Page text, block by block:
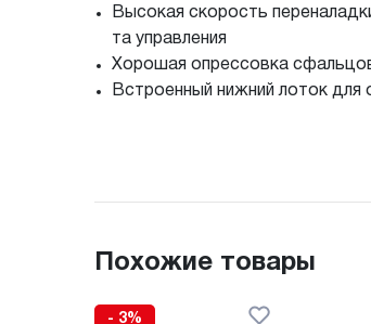
Высокая скорость
та управления
Хорошая опрессовка
Встроенный нижний лоток для
Похожие товары
- 3%